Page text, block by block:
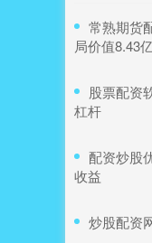
常熟期货
局价值8.43
股票配资
杠杆
配资炒股
收益
炒股配资